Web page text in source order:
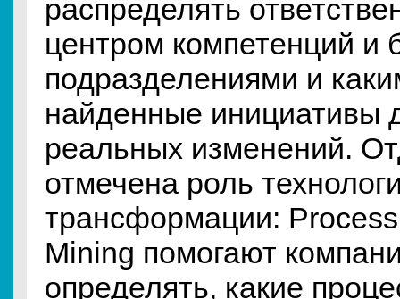
распределять
центром компетенций и
подразделениями и
найденные инициативы
реальных изменений.
отмечена роль
трансформации:
Mining помогают
определять, какие